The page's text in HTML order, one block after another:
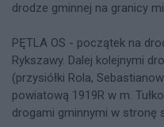
drodze gminnej na granicy
PĘTLA OS - początek na
Rykszawy. Dalej kolejnymi
(przysiółki Rola,
powiatową 1919R w m.
drogami gminnymi w stronę